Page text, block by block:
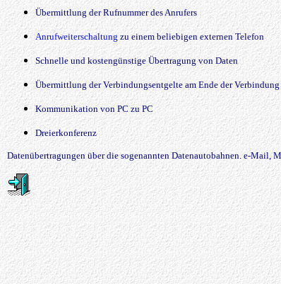
Übermittlung der Rufnummer des Anrufers
Anrufweiterschaltungzu einem beliebigen externen Telefon
Schnelle und kostengünstige Übertragung von Daten
Übermittlung der Verbindungsentgelte am Ende der Verbindung
Kommunikation von PC zu PC
Dreierkonferenz
Datenübertragungen über die sogenannten Datenautobahnen. e-